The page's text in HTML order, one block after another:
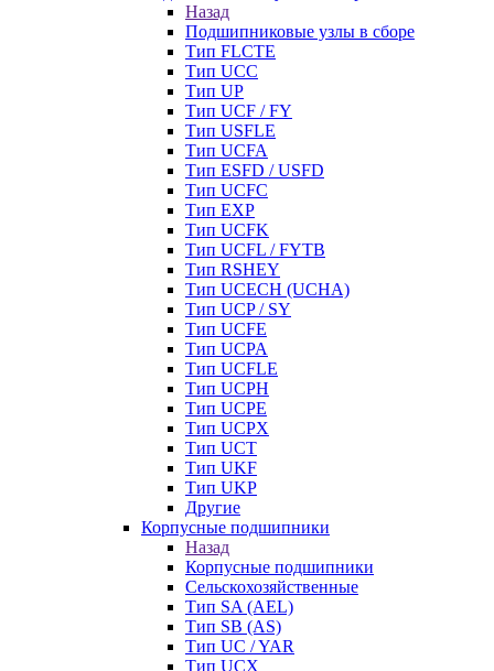
Назад
Подшипниковые узлы в сборе
Тип FLCTE
Тип UCC
Тип UP
Тип UCF / FY
Тип USFLE
Тип UCFA
Тип ESFD / USFD
Тип UCFC
Тип EXP
Тип UCFK
Тип UCFL / FYTB
Тип RSHEY
Тип UCECH (UCHA)
Тип UCP / SY
Тип UCFE
Тип UCPA
Тип UCFLE
Тип UCPH
Тип UCPE
Тип UCPX
Тип UCT
Тип UKF
Тип UKP
Другие
Корпусные подшипники
Назад
Корпусные подшипники
Сельскохозяйственные
Тип SA (AEL)
Тип SB (AS)
Тип UC / YAR
Тип UCX